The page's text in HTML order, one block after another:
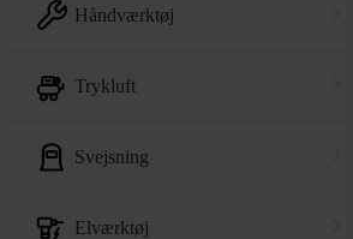
håndværktøj
trykluft
svejsning
elværktøj